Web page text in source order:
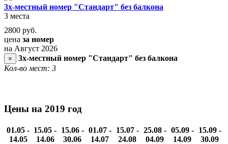
3х-местный номер "Стандарт" без балкона
3 места
2800 руб.
цена за номер
на Август 2026
×
3х-местный номер "Стандарт" без балкона
Кол-во мест: 3
Цены на 2019 год
01.05 -
14.05
15.05 -
14.06
15.06 -
30.06
01.07 -
14.07
15.07 -
24.08
25.08 -
04.09
05.09 -
14.09
15.09 -
30.09